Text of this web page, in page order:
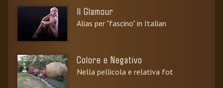
Il Glamour
Alias per "fascino" in Italian
Colore e Negativo
Nella pellicola e relativa fot